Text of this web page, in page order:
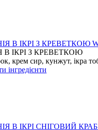
В ІКРІ З КРЕВЕТКОЮ
крем сир, кунжут, ікра
інгредієнти